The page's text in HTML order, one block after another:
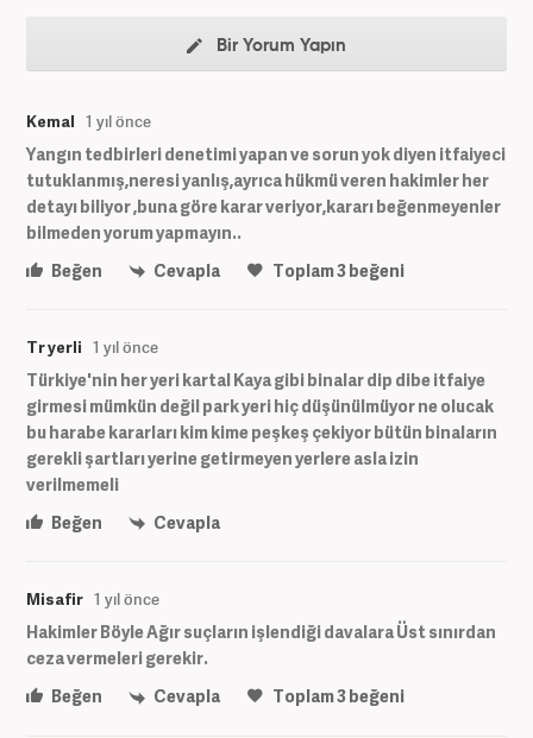
Bir Yorum Yapın
Kemal 1 yıl önce
Yangın tedbirleri denetimi yapan ve sorun yok diyen itfaiyeci
tutuklanmış,neresi yanlış,ayrıca hükmü veren hakimler her
detayı biliyor ,buna göre karar veriyor,kararı beğenmeyenler
bilmeden yorum yapmayın..
Beğen
Cevapla Toplam3beğeni
Tr yerli 1 yıl önce
Türkiye'nin her yeri kartal Kaya gibi binalar dip dibe itfaiye
girmesi mümkün değil park yeri hiç düşünülmüyor ne olucak
bu harabe kararları kim kime peşkeş çekiyor bütün binaların
gerekli şartları yerine getirmeyen yerlere asla izin
verilmemeli
Beğen
Cevapla
Misafir 1 yıl önce
Hakimler Böyle Ağır suçların işlendiği davalara Üst sınırdan
ceza vermeleri gerekir.
Beğen
Cevapla Toplam3beğeni